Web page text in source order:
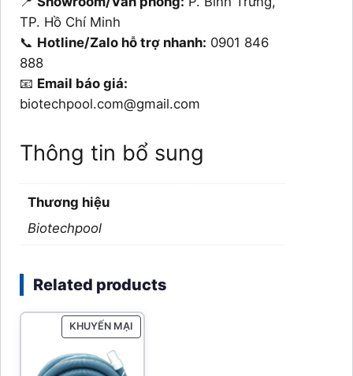
TP. Hồ Chí Minh
📞 Hotline/Zalo hỗ trợ nhanh: 0901 846
888
📧 Email báo giá:
biotechpool.com@gmail.com
Thông tin bổ sung
Thương hiệu
Biotechpool
Related products
KHUYẾN MẠI